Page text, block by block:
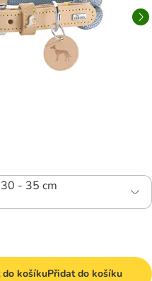
- 35 cm
do košíkuPřidat do košíku